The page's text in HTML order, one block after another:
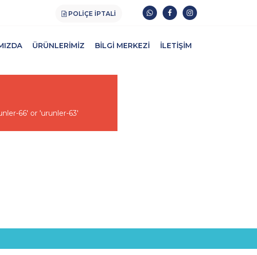
POLIÇE İPTALI
ÜRÜNLERIMIZ BILGI MERKEZI İLETIŞIM
66' or 'urunler-63'